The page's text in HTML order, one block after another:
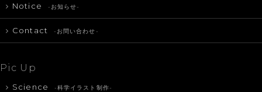
Notice -お知らせ-
Contact -お問い合わせ-
Pic Up
Science -科学イラスト制作-